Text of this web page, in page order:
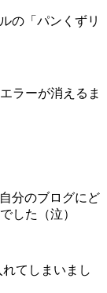
の「パンくずリ
ラーが消えるま
分のブログにど
した（泣）
れてしまいまし